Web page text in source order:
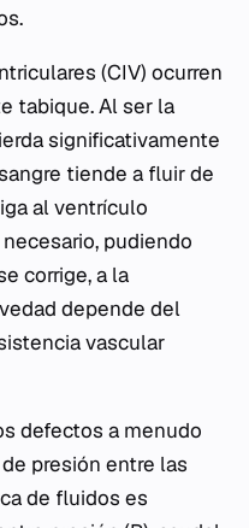
(CIV) ocurren
tabique. Al ser la
significativamente
tiende a fluir de
al ventrículo
pudiendo
corrige, a la
depende del
vascular
defectos a menudo
presión entre las
de fluidos es